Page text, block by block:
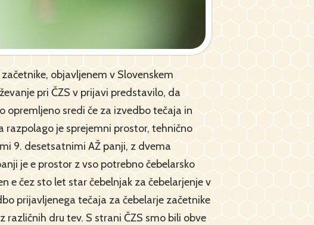
objavljenem v Slovenskem
pri ČZS v prijavi predstavilo, da
opremljeno sredi če za izvedbo tečaja in
je sprejemni prostor, tehnično
9. desetsatnimi AŽ panji, z dvema
je e prostor z vso potrebno čebelarsko
e čez sto let star čebelnjak za čebelarjenje v
prijavljenega tečaja za čebelarje začetnike
različnih dru tev. S strani ČZS smo bili obve